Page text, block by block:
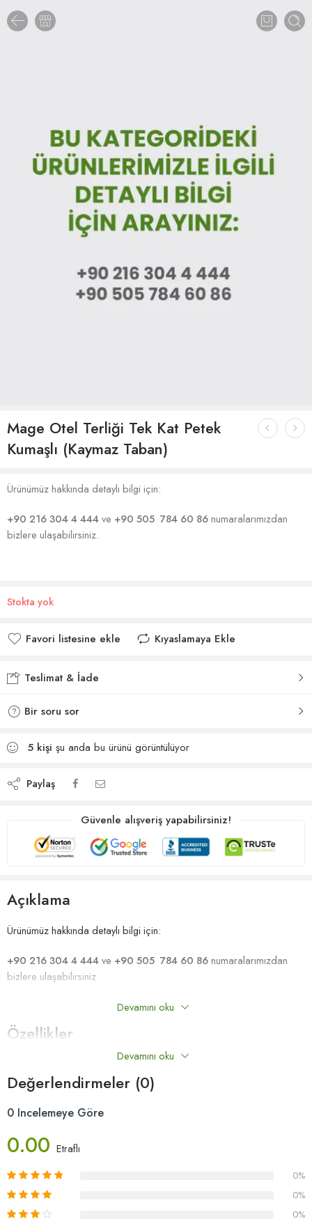
Mage Otel Terliği Tek Kat Petek
Kumaşlı (Kaymaz Taban)
Ürünümüz hakkında detaylı bilgi için:
+90 216 304 4 444ve +90 505 784 60 86 numaralarımızdan
bizlere ulaşabilirsiniz.
Stokta yok
Favori listesine ekle
Kıyaslamaya Ekle
Teslimat & İade
Bir soru sor
5 kişi şu anda bu ürünü görüntülüyor
Paylaş
Güvenle alışveriş yapabilirsiniz!
Açıklama
Ürünümüz hakkında detaylı bilgi için:
+90 216 304 4 444ve +90 505 784 60 86numaralarımızdan
bizlere ulaşabilirsiniz.
Devamını oku
Özellikler
Tek kat petekli kumaş, Kaymaz taban
Devamını oku
Değerlendirmeler (0)
0 Incelemeye Göre
0.00 Etraflı
0%
0%
0%